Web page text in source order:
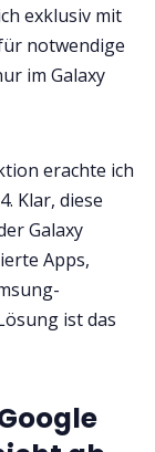
exklusiv mit
notwendige
im Galaxy
erachte ich
Klar, diese
Galaxy
Apps,
ist das